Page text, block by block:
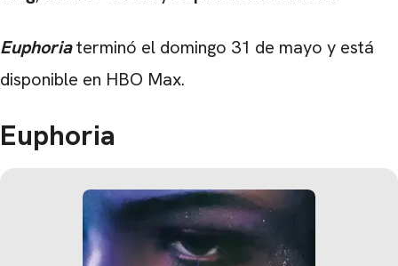
Euphoriaterminó el domingo 31 de mayo y está
disponible en HBO Max.
Euphoria